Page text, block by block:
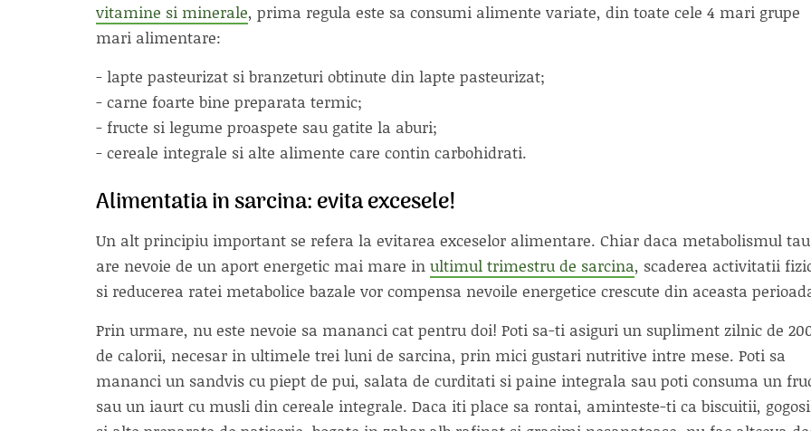
vitamine si minerale, prima regula este sa consumi alimente variate, din toate cele 4 mari grupe
mari alimentare:
- lapte pasteurizat si branzeturi obtinute din lapte pasteurizat;
- carne foarte bine preparata termic;
- fructe si legume proaspete sau gatite la aburi;
- cereale integrale si alte alimente care contin carbohidrati.
Alimentatia in sarcina: evita excesele!
Un alt principiu important se refera la evitarea exceselor alimentare. Chiar daca metabolismul tau
are nevoie de un aport energetic mai mare in ultimul trimestru de sarcina, scaderea activitatii
si reducerea ratei metabolice bazale vor compensa nevoile energetice crescute din aceasta
Prin urmare, nu este nevoie sa mananci cat pentru doi! Poti sa-ti asiguri un supliment zilnic de
de calorii, necesar in ultimele trei luni de sarcina, prin mici gustari nutritive intre mese. Poti sa
mananci un sandvis cu piept de pui, salata de curditati si paine integrala sau poti consuma un
sau un iaurt cu musli din cereale integrale. Daca iti place sa rontai, aminteste-ti ca biscuitii,